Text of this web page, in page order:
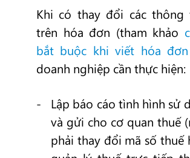
Khi có thay đổi các
trên hóa đơn (tham khảo
bắt buộc khi viết hóa
doanh nghiệp cần thực hiện:
Lập báo cáo tình hình sử
và gửi cho cơ quan thuế
phải thay đổi mã số thuế